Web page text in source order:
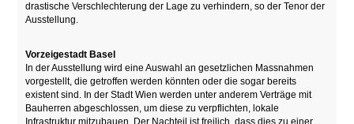
drastische Verschlechterung der Lage zu verhindern, so der Tenor der
Ausstellung.
Vorzeigestadt Basel
In der Ausstellung wird eine Auswahl an gesetzlichen Massnahmen
vorgestellt, die getroffen werden könnten oder die sogar bereits
existent sind. In der Stadt Wien werden unter anderem Verträge mit
Bauherren abgeschlossen, um diese zu verpflichten, lokale
Infrastruktur mitzubauen. Der Nachteil ist freilich, dass dies zu einer